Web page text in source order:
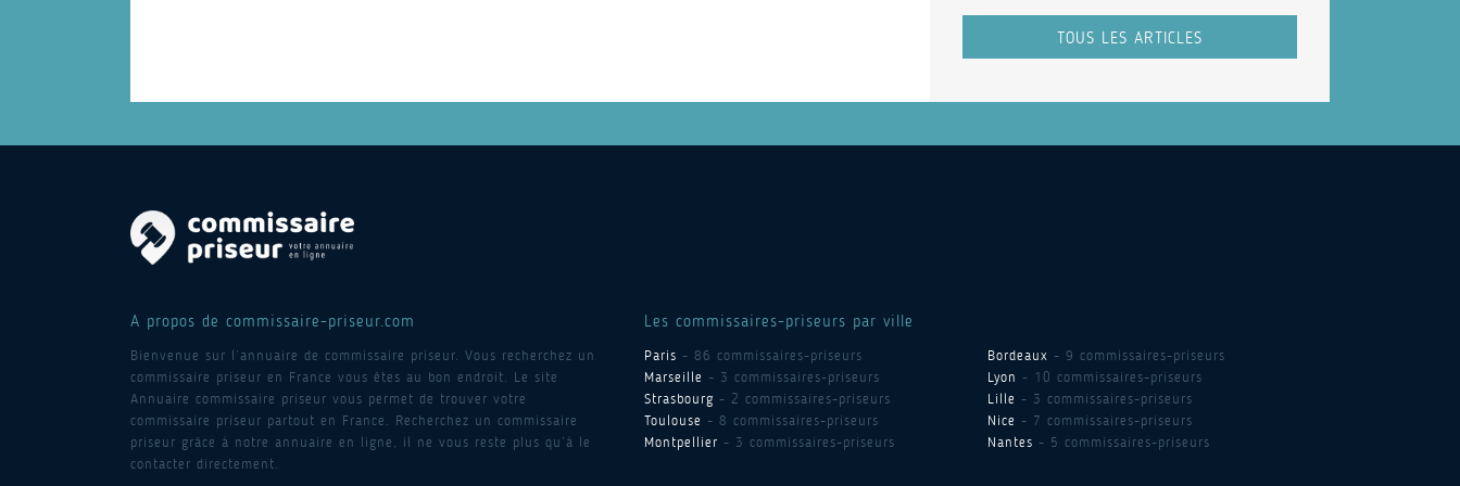
TOUS LES ARTICLES
A propos de commissaire-priseur.com
Bienvenue sur l’annuaire de commissaire priseur. Vous recherchez un
commissaire priseur en France vous êtes au bon endroit. Le site
Annuaire commissaire priseur vous permet de trouver votre
commissaire priseur partout en France. Recherchez un commissaire
priseur grâce à notre annuaire en ligne, il ne vous reste plus qu’à le
contacter directement.
Les commissaires-priseurs par ville
Paris - 86 commissaires-priseurs Bordeaux - 9 commissaires-priseurs
Marseille - 3 commissaires-priseurs Lyon - 10 commissaires-priseurs
Strasbourg - 2 commissaires-priseurs Lille - 3 commissaires-priseurs
Toulouse - 8 commissaires-priseurs Nice - 7 commissaires-priseurs
Montpellier - 3 commissaires-priseurs Nantes - 5 commissaires-priseurs